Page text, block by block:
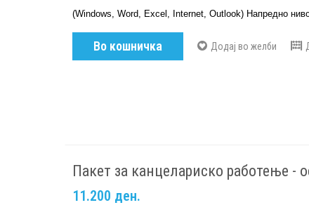
(Windows, Word, Excel, Internet, Outlook) Напредно
Во кошничка Додај во желби
Пакет за канцелариско работење -
11.200 ден.